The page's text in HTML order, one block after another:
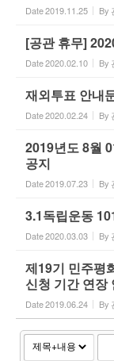
Date2019.11.25 By
[공관 휴무]
Date2020.02.10 By
재외투표 안내
Date2020.02.24 By
2019년도 8월
공지
Date2019.07.23 By
3.1독립운동
Date2020.03.03 By
제19기 민주평
신청 기간 연장
Date2019.06.24 By